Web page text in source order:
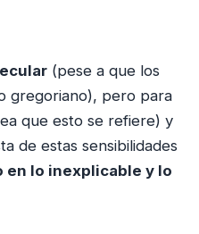
(pese a que los
gregoriano), pero para
que esto se refiere) y
de estas sensibilidades
en lo inexplicable y lo